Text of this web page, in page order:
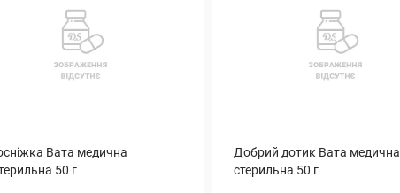
Вата медична
50 г
Добрий дотик Вата медична
стерильна 50 г